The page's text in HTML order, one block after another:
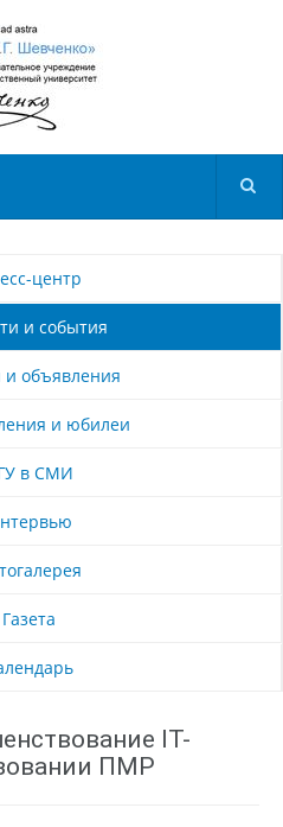
центр
и события
объявления
и юбилеи
в СМИ
Газета
IT-
ПМР